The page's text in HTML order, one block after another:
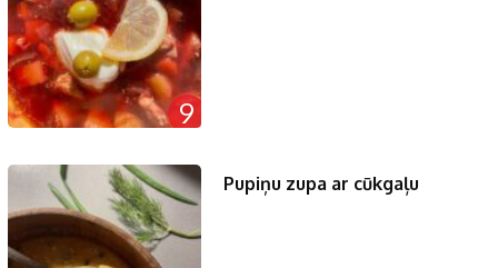
9
Pupiņu zupa ar cūkgaļu